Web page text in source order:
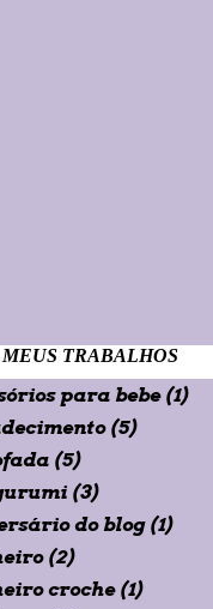
MEUS TRABALHOS
para bebe (1)
(5)
(5)
(3)
do blog (1)
(2)
croche (1)